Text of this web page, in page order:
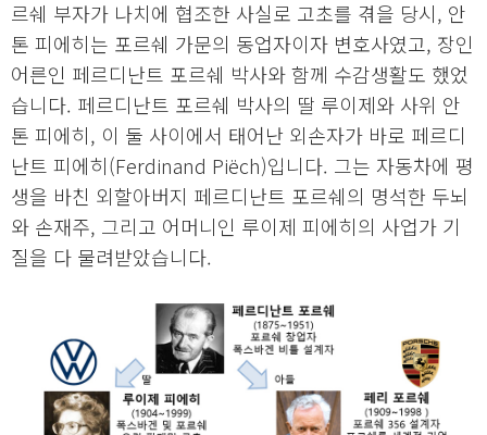
르쉐 부자가 나치에 협조한 사실로 고초를 겪을 당시, 안
톤 피에히는 포르쉐 가문의 동업자이자 변호사였고, 장인
어른인 페르디난트 포르쉐 박사와 함께 수감생활도 했었
습니다. 페르디난트 포르쉐 박사의 딸 루이제와 사위 안
톤 피에히, 이 둘 사이에서 태어난 외손자가 바로 페르디
난트 피에히(Ferdinand Piëch)입니다. 그는 자동차에 평
생을 바친 외할아버지 페르디난트 포르쉐의 명석한 두뇌
와 손재주, 그리고 어머니인 루이제 피에히의 사업가 기
질을 다 물려받았습니다.